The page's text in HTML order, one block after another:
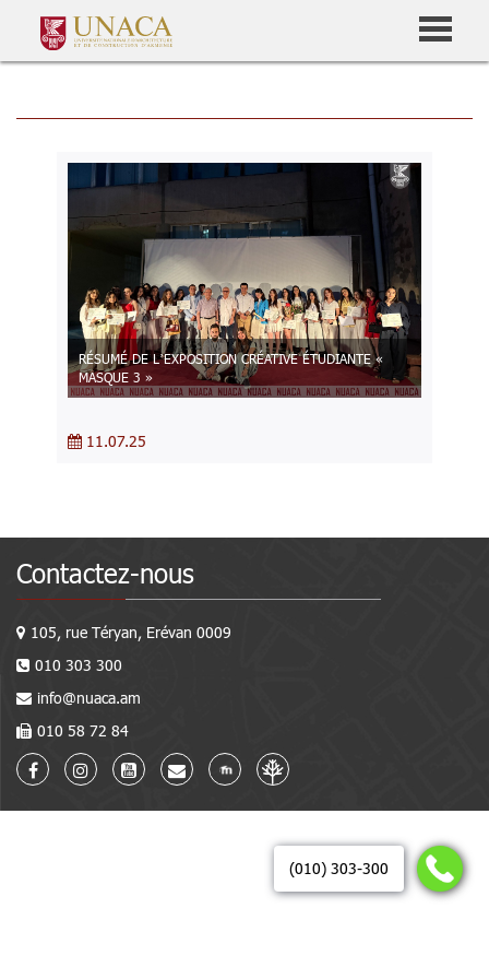
(010) 303-300
RÉSUMÉ DE L’EXPOSITION CRÉATIVE ÉTUDIANTE «
MASQUE 3 »
11.07.25
Contactez-nous
105, rue Téryan, Erévan 0009
010 303 300
info@nuaca.am
010 58 72 84